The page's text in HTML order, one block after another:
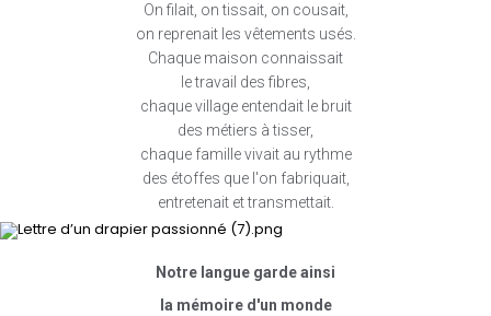
On filait, on tissait, on cousait,
on reprenait les vêtements usés.
Chaque maison connaissait
le travail des fibres,
chaque village entendait le bruit
des métiers à tisser,
chaque famille vivait au rythme
des étoffes que l'on fabriquait,
entretenait et transmettait.
Notre langue garde ainsi
la mémoire d'un monde